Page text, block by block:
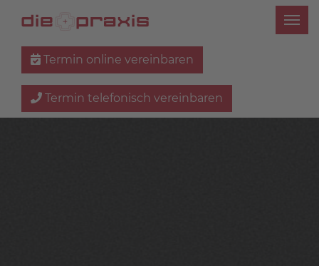
Termin online vereinbaren
Termin telefonisch vereinbaren